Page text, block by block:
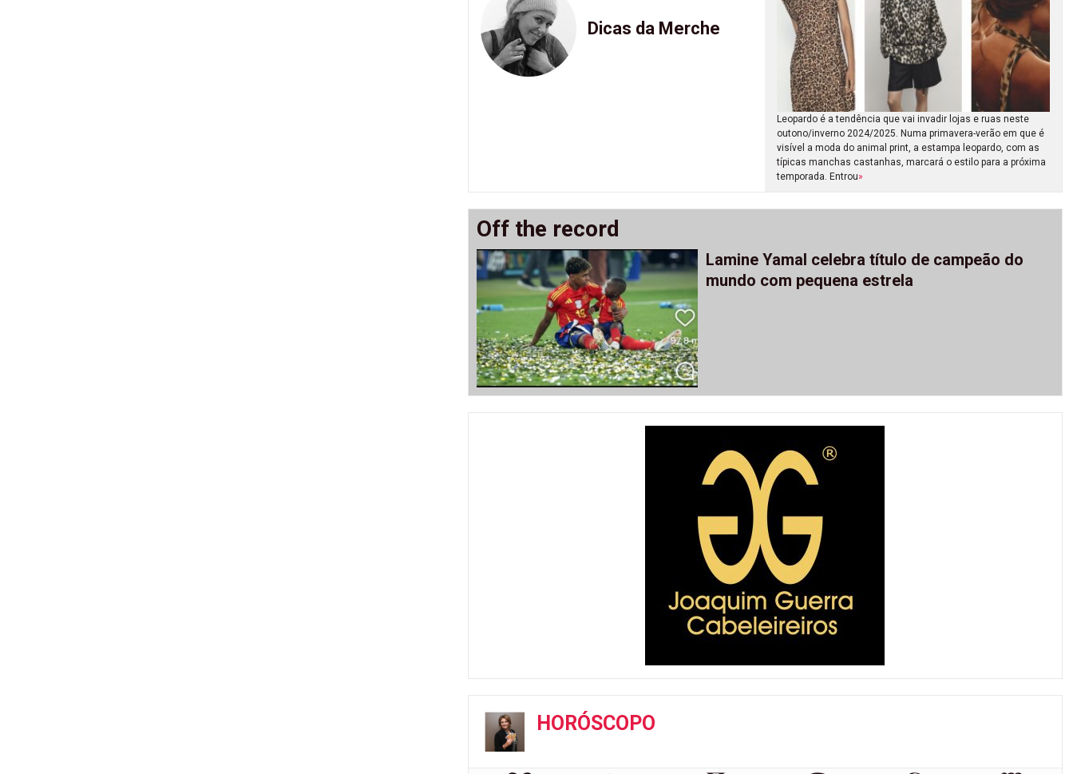
Dicas da Merche
Leopardo é a tendência que vai invadir lojas e ruas neste
outono/inverno 2024/2025. Numa primavera-verão em que é
visível a moda do animal print, a estampa leopardo, com as
típicas manchas castanhas, marcará o estilo para a próxima
temporada. Entrou»
Off the record
Lamine Yamal celebra título de campeão do
mundo com pequena estrela
HORÓSCOPO